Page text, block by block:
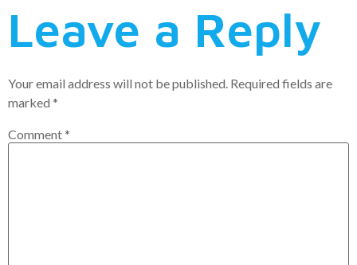
Leave a Reply
Your email address will not be published. Required fields are
marked *
Comment*